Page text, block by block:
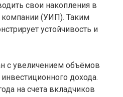
свои накопления в
(УИП). Таким
устойчивость и
с увеличением объёмов
дохода.
на счета вкладчиков